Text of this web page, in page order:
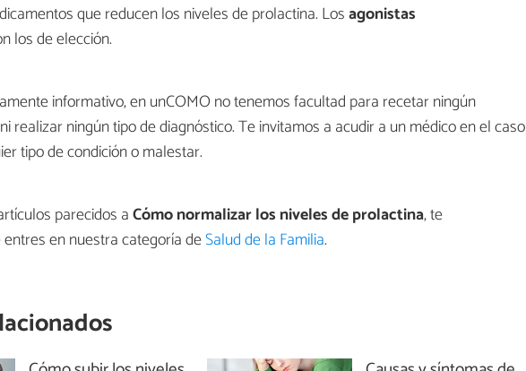
que reducen los niveles de prolactina. Losagonistas
los de elección.
informativo, en unCOMO no tenemos facultad para recetar ningún
realizar ningún tipo de diagnóstico. Te invitamos a acudir a un médico en el caso
tipo de condición o malestar.
parecidos aCómo normalizar los niveles de prolactina, te
en nuestra categoría deSalud de la Familia.